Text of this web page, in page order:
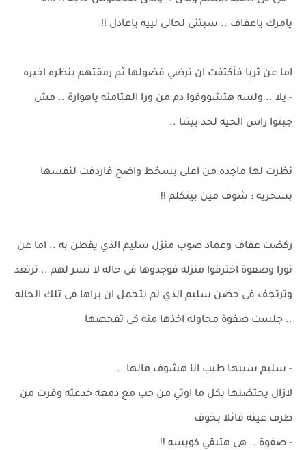
يامرك ياعفاف .. سبتنى لحالى لييه ياعادل !!
اما عن ثريا فأكتفت ان ترضي فضولها ثم رمقتهم بنظره اخيره
- يلا .. ولسه هتشووفوا دم من ورا العتامنه ياهوارة .. مش
جبتوا راس الحيه لحد بيتنا ..
نظرت لها ماجده من اعلى بسخط واضح فاردفت لنفسها
بسخريه : شوف مين بيتكلم !!
ركضت عفاف وعماد صوب منزل سليم الذي يقطن به .. اما عن
نورا وصفوة اخترقوا منزله فوجدوها فى حاله لا تسر لهم .. ترتعد
وترتجف فى حضن سليم الذي لم يتحمل ان يراها فى تلك الحاله
.. جلست صفوة محاوله اخذها منه كى تفحصها
- سليم سيبها طيب انا هشوف مالها ..
لازال يحتضنها بكل ما اوتي من حب مع دمعه خدعته وفرت من
طرف عينه قائلا بخوف
- صفوة .. هى هتبقي كويسه !!